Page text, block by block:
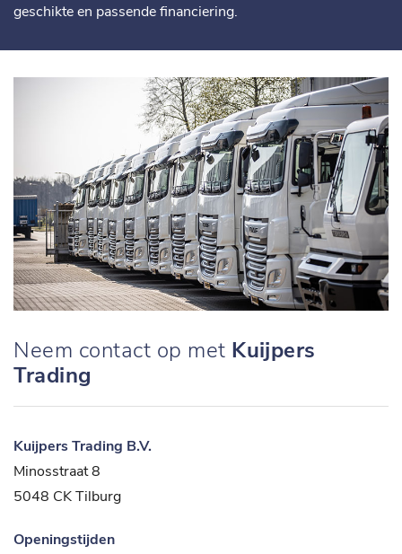
geschikte en passende financiering.
Neem contact op met Kuijpers
Trading
Kuijpers Trading B.V.
Minosstraat 8
5048 CK Tilburg
Openingstijden